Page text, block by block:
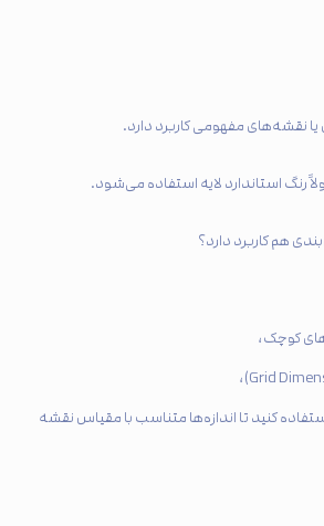
یا نقشه‌های مفهومی کاربرد دارد.
رنگ استاندارد لایه استفاده می‌شود.
هم کاربرد دارد؟
کوچک،
کنید تا اندازه‌ها متناسب با مقیاس نقشه